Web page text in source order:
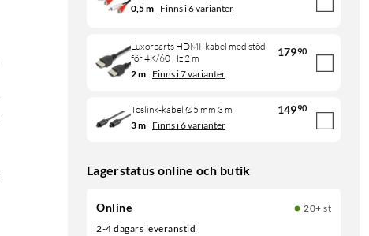
0,5 m Finns i 6 varianter
Luxorparts HDMI-kabel med stöd
för 4K/60 Hz 2 m
17990
2 m Finns i 7 varianter
Toslink-kabel Ø5 mm 3 m 14990
3 m Finns i 6 varianter
Lagerstatus online och butik
Online
20+ st
2-4 dagars leveranstid